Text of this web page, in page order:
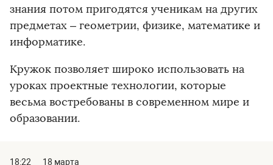
знания потом пригодятся ученикам на других
предметах – геометрии, физике, математике и
информатике.
Кружок позволяет широко использовать на
уроках проектные технологии, которые
весьма востребованы в современном мире и
образовании.
18:22
18 марта